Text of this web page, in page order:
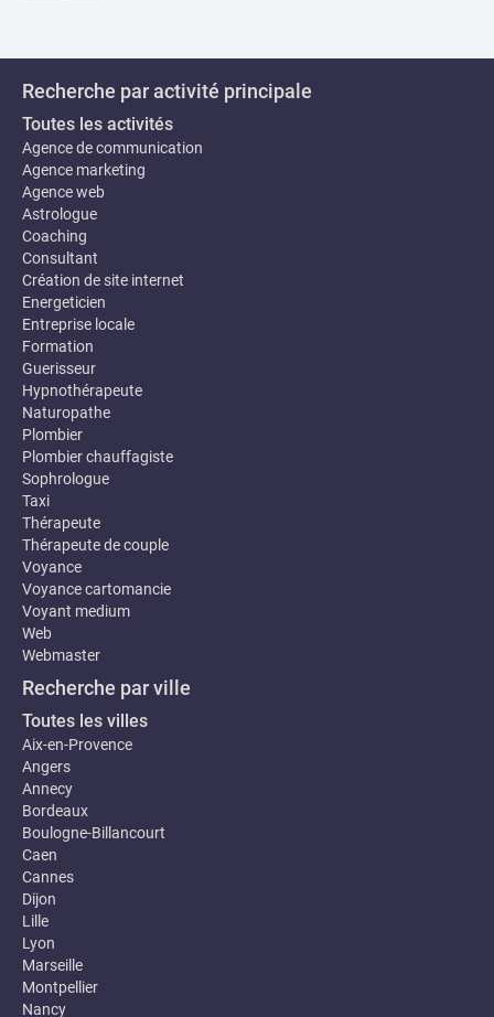
Recherche par activité principale
Toutes les activités
Agence de communication
Agence marketing
Agence web
Astrologue
Coaching
Consultant
Création de site internet
Energeticien
Entreprise locale
Formation
Guerisseur
Hypnothérapeute
Naturopathe
Plombier
Plombier chauffagiste
Sophrologue
Taxi
Thérapeute
Thérapeute de couple
Voyance
Voyance cartomancie
Voyant medium
Web
Webmaster
Recherche par ville
Toutes les villes
Aix-en-Provence
Angers
Annecy
Bordeaux
Boulogne-Billancourt
Caen
Cannes
Dijon
Lille
Lyon
Marseille
Montpellier
Nancy